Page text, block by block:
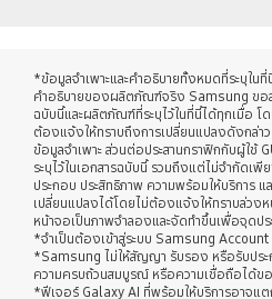
*ข้อมูลจำเพาะและคำอธิบายทั้งหมดที่ระบุใน
คำอธิบายของผลิตภัณฑ์จริง Samsung ขอส
ฉบับนี้และผลิตภัณฑ์ที่ระบุไว้ในที่นี้ได้ทุกเมื่อ
ต้องแจ้งให้ทราบถึงการเปลี่ยนแปลงดังกล่
ข้อมูลจำเพาะ ส่วนต่อประสานกราฟิกกับผู้ใช้
ระบุไว้ในเอกสารฉบับนี้ รวมถึงแต่ไม่จำกัดเ
ประกอบ ประสิทธิภาพ ความพร้อมให้บริการ
เปลี่ยนแปลงได้โดยไม่ต้องแจ้งให้ทราบล่วง
หน้าจอเป็นภาพจำลองและจัดทำขึ้นเพื่อจุดปร
*จำเป็นต้องเข้าสู่ระบบ Samsung
*Samsung ไม่ให้สัญญา รับรอง หรือรับปร
ความครบถ้วนสมบูรณ์ หรือความเชื่อถือได้ข
*ฟีเจอร์ Galaxy AI ที่พร้อมให้บริการอาจแ